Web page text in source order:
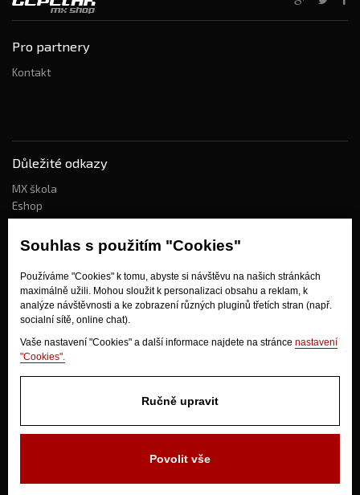
Souhlas s použitím "Cookies"
Používáme "Cookies" k tomu, abyste si návštěvu na našich stránkách
maximálně užili. Mohou sloužit k personalizaci obsahu a reklam, k
analýze návštěvnosti a ke zobrazení různých pluginů třetích stran (např.
socialní sítě, online chat).
Vaše nastavení "Cookies" a další informace najdete na stránce nastavení
"Cookies".
Ručně upravit
Povolit vše
Pro partnery
Kontakt
Důležité odkazy
MX škola
Eshop
Kdo jsme?
Jak nakupovat?
Obchodní podmínky
Doprava
Odstoupení od kupní smlouvy
280 02 Kolín